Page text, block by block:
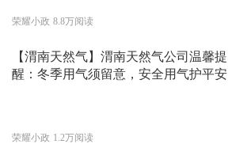
荣耀小政 8.8万阅读
【渭南天然气】渭南天然气公司温馨提
醒：冬季用气须留意，安全用气护平安
荣耀小政 1.2万阅读